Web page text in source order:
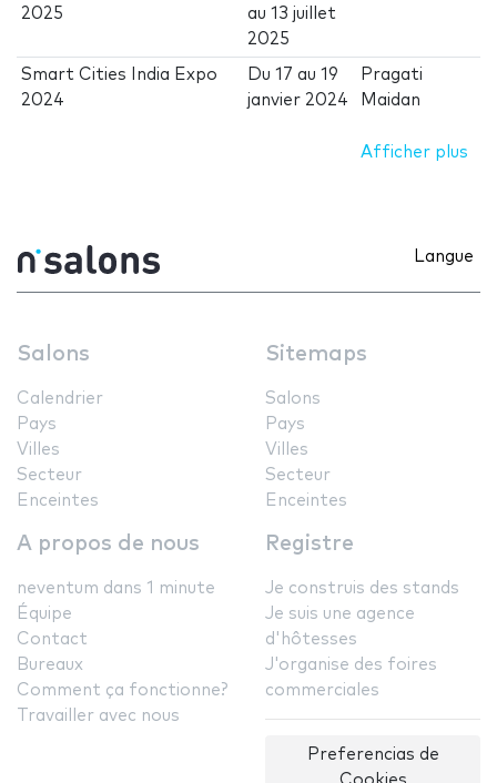
2025
au13 juillet
2025
Smart Cities India Expo
2024
Du17 au19
janvier 2024
Pragati
Maidan
Afficher plus
Langue
Salons
Calendrier
Pays
Villes
Secteur
Enceintes
Sitemaps
Salons
Pays
Villes
Secteur
Enceintes
A propos de nous
neventum dans 1 minute
Équipe
Contact
Bureaux
Comment ça fonctionne?
Travailler avec nous
Registre
Je construis des stands
Je suis une agence
d'hôtesses
J'organise des foires
commerciales
Preferencias de